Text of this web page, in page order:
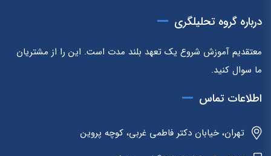
درباره گروه تحلیلگری
معتقدیم آموزش شروع یک تعهد بلند مدت است. این را از مشتریان
ما سوال کنید.
اطلاعات تماس
تهران، خیابان دکتر فاطمی غربی، کوچه پروین